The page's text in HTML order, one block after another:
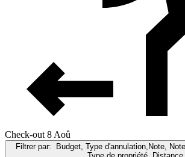
Check-out 8 Aoû
Filtrer par:
Budget, Type d'annulation,Note,